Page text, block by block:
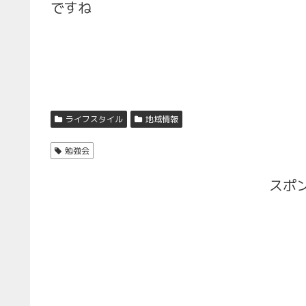
ですね
ライフスタイル 地域情報
勉強会
スポ